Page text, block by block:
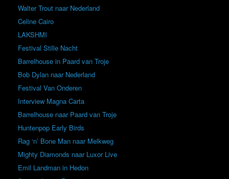
Walter Trout naar Nederland
Celine Cairo
LAKSHMI
Festival Stille Nacht
Barrelhouse in Paard van Troje
Bob Dylan naar Nederland
Festival Van Onderen
Interview Magna Carta
Barrelhouse naar Paard van Troje
Huntenpop Early Birds
Rag ‘n’ Bone Man naar Melkweg
Mighty Diamonds naar Luxor Live
Emil Landman in Hedon